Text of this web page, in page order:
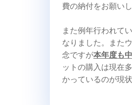
費の納付をお願いし
また例年行われて
なりました。また
念ですが本年度も
ットの購入は現在
かっているのが現